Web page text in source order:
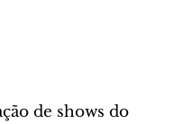
de shows do